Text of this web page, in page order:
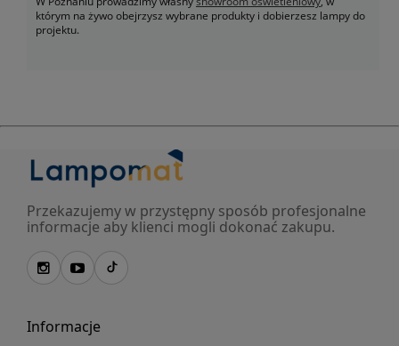
którym na żywo obejrzysz wybrane produkty i dobierzesz lampy do
projektu.
Przekazujemy w przystępny sposób profesjonalne
informacje aby klienci mogli dokonać zakupu.
Informacje